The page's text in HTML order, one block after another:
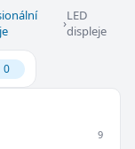
›LED
displeje
0
9